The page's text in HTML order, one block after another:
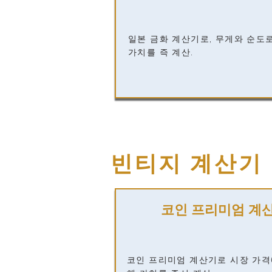
일본 금화 계산기로, 무게와 순도
가치를 즉 계산.
빈티지 계산기
코인 프리미엄 계
코인 프리미엄 계산기로 시장 가격